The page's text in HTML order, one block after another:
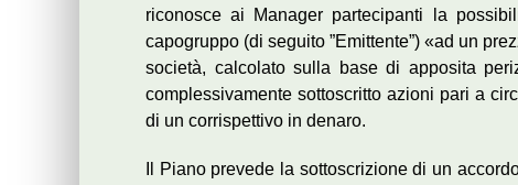
riconosce ai Manager partecipanti la
capogruppo (di seguito ”Emittente”) «ad un
società, calcolato sulla base di apposita
complessivamente sottoscritto azioni pari a
di un corrispettivo in denaro.
Il Piano prevede la sottoscrizione di un